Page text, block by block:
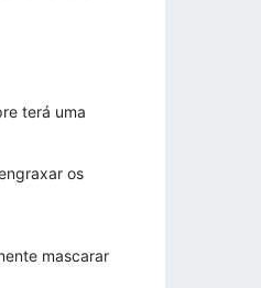
terá uma
os
mascarar